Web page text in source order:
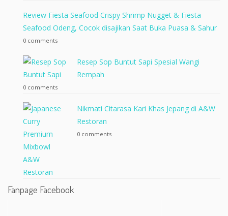
Review Fiesta Seafood Crispy Shrimp Nugget & Fiesta
Seafood Odeng, Cocok disajikan Saat Buka Puasa & Sahur
0 comments
Resep Sop Buntut Sapi Spesial Wangi
Rempah
0 comments
Nikmati Citarasa Kari Khas Jepang di A&W
Restoran
0 comments
Fanpage Facebook